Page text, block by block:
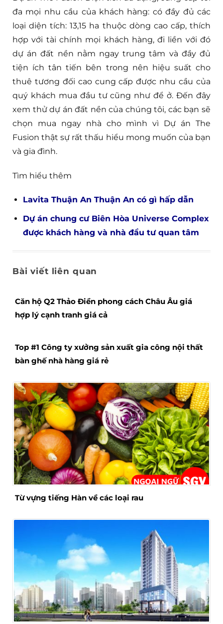
đa mọi nhu cầu của khách hàng: có đầy đủ các
loại diện tích: 13,15 ha thuộc dòng cao cấp, thích
hợp với tài chính mọi khách hàng, đi liền với đó
dự án đất nền nằm ngay trung tâm và đầy đủ
tiện ích tân tiến bên trong nên hiệu suất cho
thuê tương đối cao cung cấp được nhu cầu của
quý khách mua đầu tư cũng như để ở. Đến đây
xem thử dự án đất nền của chúng tôi, các bạn sẽ
chọn mua ngay nhà cho mình vì Dự án The
Fusion thật sự rất thấu hiểu mong muốn của bạn
và gia đình.
Tìm hiểu thêm
Lavita Thuận An Thuận An có gì hấp dẫn
Dự án chung cư Biên Hòa Universe Complex
được khách hàng và nhà đầu tư quan tâm
Bài viết liên quan
Căn hộ Q2 Thảo Điền phong cách Châu Âu giá
hợp lý cạnh tranh giá cả
Top #1 Công ty xưởng sản xuất gia công nội thất
bàn ghế nhà hàng giá rẻ
Từ vựng tiếng Hàn về các loại rau